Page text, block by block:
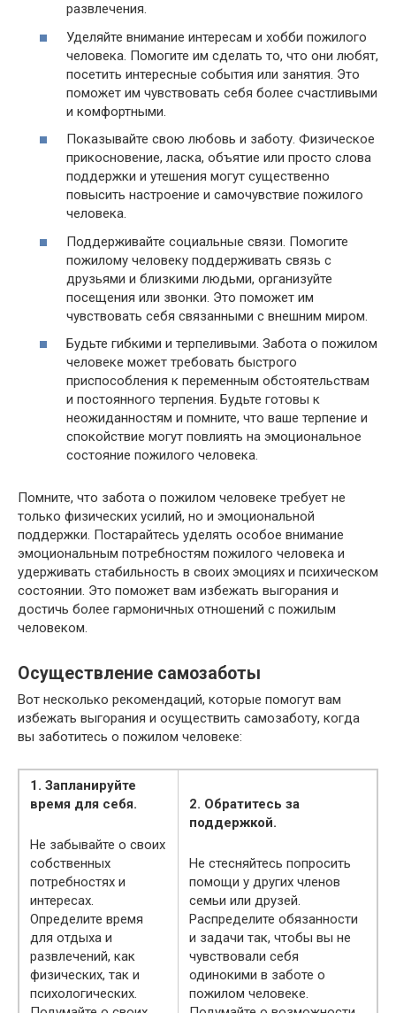
развлечения.
Уделяйте внимание интересам и хобби пожилого
человека. Помогите им сделать то, что они любят,
посетить интересные события или занятия. Это
поможет им чувствовать себя более счастливыми
и комфортными.
Показывайте свою любовь и заботу. Физическое
прикосновение, ласка, объятие или просто слова
поддержки и утешения могут существенно
повысить настроение и самочувствие пожилого
человека.
Поддерживайте социальные связи. Помогите
пожилому человеку поддерживать связь с
друзьями и близкими людьми, организуйте
посещения или звонки. Это поможет им
чувствовать себя связанными с внешним миром.
Будьте гибкими и терпеливыми. Забота о пожилом
человеке может требовать быстрого
приспособления к переменным обстоятельствам
и постоянного терпения. Будьте готовы к
неожиданностям и помните, что ваше терпение и
спокойствие могут повлиять на эмоциональное
состояние пожилого человека.
Помните, что забота о пожилом человеке требует не
только физических усилий, но и эмоциональной
поддержки. Постарайтесь уделять особое внимание
эмоциональным потребностям пожилого человека и
удерживать стабильность в своих эмоциях и психическом
состоянии. Это поможет вам избежать выгорания и
достичь более гармоничных отношений с пожилым
человеком.
Осуществление самозаботы
Вот несколько рекомендаций, которые помогут вам
избежать выгорания и осуществить самозаботу, когда
вы заботитесь о пожилом человеке:
1. Запланируйте
время для себя.
Не забывайте о своих
собственных
потребностях и
интересах.
Определите время
для отдыха и
развлечений, как
физических, так и
психологических.
2. Обратитесь за
поддержкой.
Не стесняйтесь попросить
помощи у других членов
семьи или друзей.
Распределите обязанности
и задачи так, чтобы вы не
чувствовали себя
одинокими в заботе о
пожилом человеке.